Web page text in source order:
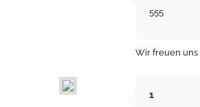
555
Wir freuen uns
1